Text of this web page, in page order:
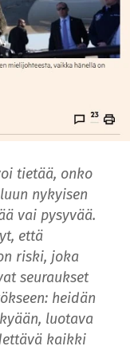
tietää, onko
nykyisen
vai pysyvää.
että
riski, joka
seuraukset
heidän
luotava
kaikki